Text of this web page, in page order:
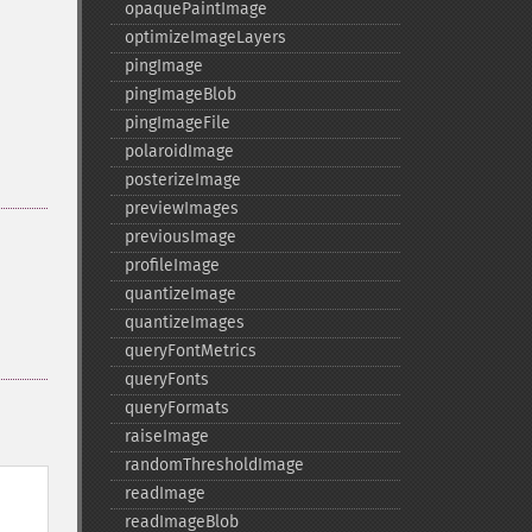
opaquePaintImage
optimizeImageLayers
pingImage
pingImageBlob
pingImageFile
polaroidImage
posterizeImage
previewImages
previousImage
profileImage
quantizeImage
quantizeImages
queryFontMetrics
queryFonts
queryFormats
raiseImage
randomThresholdImage
readImage
readImageBlob